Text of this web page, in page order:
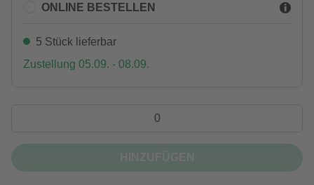
ONLINE BESTELLEN
5 Stück lieferbar
Zustellung 05.09. - 08.09.